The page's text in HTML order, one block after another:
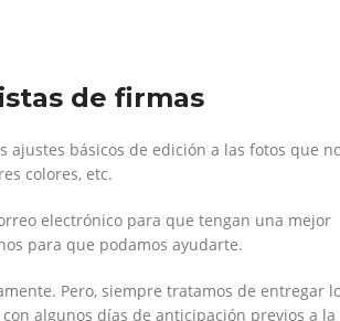
de firmas
básicos de edición a las fotos que
colores, etc.
electrónico para que tengan una mejor
para que podamos ayudarte.
Pero, siempre tratamos de entregar
algunos días de anticipación previos a la